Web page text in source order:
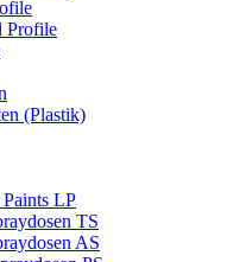
Profile
(Plastik)
LP
TS
AS